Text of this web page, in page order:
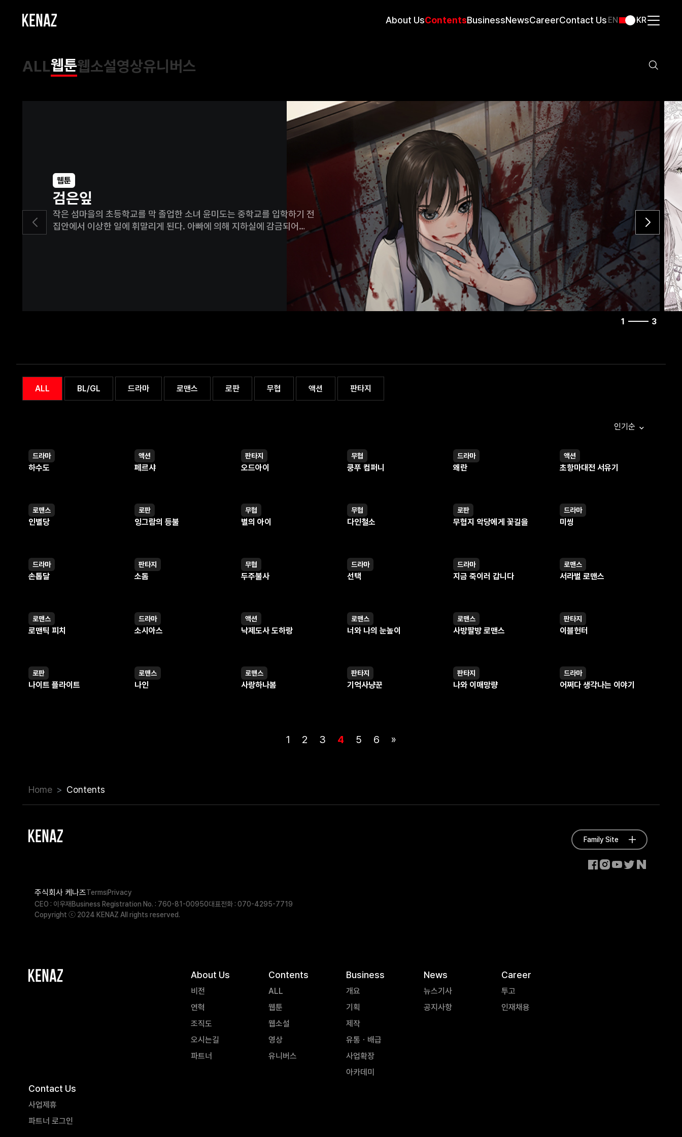
About UsContentsBusinessNewsCareerContact Us EN KR
ALL웹툰웹소설영상유니버스
웹툰
검은잎
작은 섬마을의 초등학교를 막 졸업한 소녀 윤미도는 중학교를 입학하기 전
집안에서 이상한 일에 휘말리게 된다. 아빠에 의해 지하실에 감금되어
버리고,엄마의 생사는 알 수가 없다. 그렇게 몇 달이 지나며 그녀의 아버지에
자신이 살던 섬은 좀비 바이러스가 퍼진 고립된 섬이었고,생존자는 근처에
살던 슈퍼 아저씨 한 명뿐.그녀는 자신을 감금했던 아빠의 행동이 자신을
지키려고 했던 것인지 무법천지가 된 세상에 하고 싶은 데로 살아가려는
좀비에게 물리지 않은 사람이 죽게 되는 경우 기존의 좀비와는 다른 특수한
1 3
ALL BL/GL 드라마 로맨스 로판 무협 액션 판타지
인기순
웹툰
드라마
하수도
웹툰
액션
페르샤
웹툰
판타지
오드아이
웹툰
무협
쿵푸 컴퍼니
웹툰
드라마
왜란
웹툰
액션
초항마대전 서유기
웹툰
로맨스
인별당
웹툰
로판
잉그람의 등불
웹툰
무협
별의 아이
웹툰
무협
다인철소
웹툰
로판
무협지 악당에게 꽃길을
웹툰
드라마
미씽
웹툰
드라마
손톱달
웹툰
판타지
소돔
웹툰
무협
두주불사
웹툰
드라마
선택
웹툰
드라마
지금 죽이러 갑니다
웹툰
로맨스
서라벌 로맨스
웹툰
로맨스
로맨틱 피치
웹툰
드라마
소시아스
웹툰
액션
낙제도사 도하랑
웹툰
로맨스
너와 나의 눈높이
웹툰
로맨스
사방팔방 로맨스
웹툰
판타지
이블헌터
웹툰
로판
나이트 플라이트
웹툰
로맨스
나인
웹툰
로맨스
사랑하나봄
웹툰
판타지
기억사냥꾼
웹툰
판타지
나와 이매망량
웹툰
드라마
어쩌다 생각나는 이야기
1 2 3 4 5 6 »
Home Contents
Family Site
주식회사 케나즈Terms Privacy
CEO : 이우재 Business Registration No. : 760-81-00950대표전화 : 070-4295-7719
Copyright ⓒ 2024 KENAZ All rights reserved.
About Us
비전
연혁
조직도
오시는길
파트너
Contents
ALL
웹툰
웹소설
영상
유니버스
Business
개요
기획
제작
유통ㆍ배급
사업확장
아카데미
News
뉴스기사
공지사항
Career
투고
인재채용
Contact Us
사업제휴
파트너 로그인